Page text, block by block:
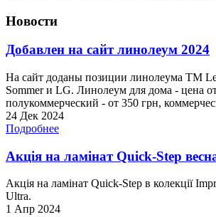
Новости
Добавлен на сайт линолеум 2024
На сайт доданы позиции линолеума ТМ
Sommer и LG. Линолеум для дома - цена
полукоммерческий - от 350 грн,
24 Дек 2024
Подробнее
Акція на ламінат Quick-Step
Акція на ламінат Quick-Step в колекції
Ultra.
1 Апр 2024